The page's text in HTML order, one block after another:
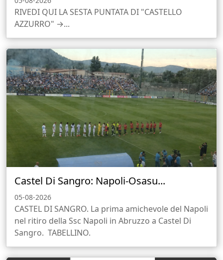
RIVEDI QUI LA SESTA PUNTATA DI "CASTELLO
AZZURRO" →...
Castel Di Sangro: Napoli-Osasu...
05-08-2026
CASTEL DI SANGRO. La prima amichevole del Napoli
nel ritiro della Ssc Napoli in Abruzzo a Castel Di
Sangro. TABELLINO.